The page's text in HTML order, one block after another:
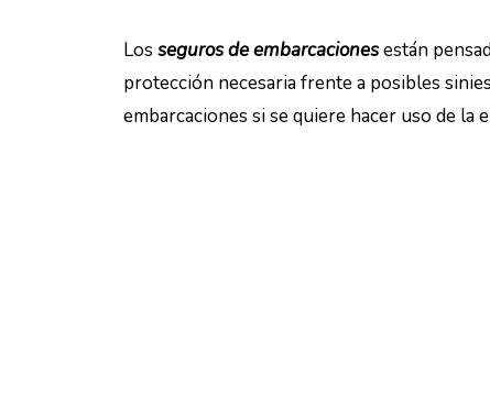
Los seguros de embarcacionesestán
protección necesaria frente a posibles
embarcaciones si se quiere hacer uso de la